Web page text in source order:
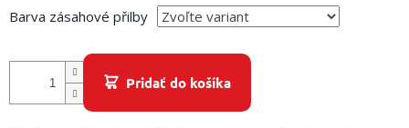
Barva zásahové přilby
Pridať do košíka